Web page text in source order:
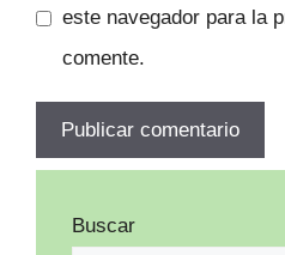
este navegador para la
comente.
Buscar